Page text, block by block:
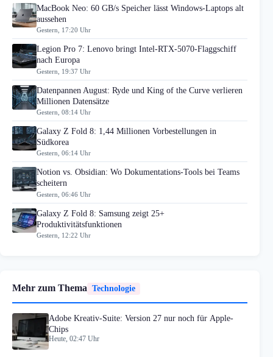
MacBook Neo: 60 GB/s Speicher lässt Windows-Laptops alt
aussehen
Gestern, 17:20 Uhr
Legion Pro 7: Lenovo bringt Intel-RTX-5070-Flaggschiff
nach Europa
Gestern, 19:37 Uhr
Datenpannen August: Ryde und King of the Curve verlieren
Millionen Datensätze
Gestern, 08:14 Uhr
Galaxy Z Fold 8: 1,44 Millionen Vorbestellungen in
Südkorea
Gestern, 06:14 Uhr
Notion vs. Obsidian: Wo Dokumentations-Tools bei Teams
scheitern
Gestern, 06:46 Uhr
Galaxy Z Fold 8: Samsung zeigt 25+
Produktivitätsfunktionen
Gestern, 12:22 Uhr
Mehr zum Thema Technologie
Adobe Kreativ-Suite: Version 27 nur noch für Apple-
Chips
Heute, 02:47 Uhr